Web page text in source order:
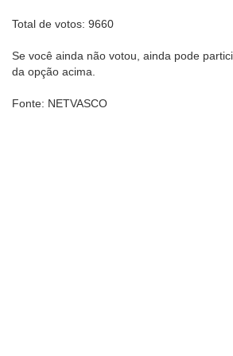
Total de votos: 9660
Se você ainda não votou, ainda pode
da opção acima.
Fonte: NETVASCO